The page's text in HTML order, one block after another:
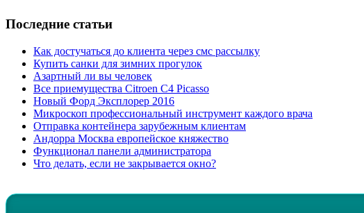
Последние статьи
Как достучаться до клиента через смс рассылку
Купить санки для зимних прогулок
Азартный ли вы человек
Все приемущества Сitroen C4 Picasso
Новый Форд Эксплорер 2016
Микроскоп профессиональный инструмент каждого врача
Отправка контейнера зарубежным клиентам
Андорра Москва европейское княжество
Функционал панели администратора
Что делать, если не закрывается окно?